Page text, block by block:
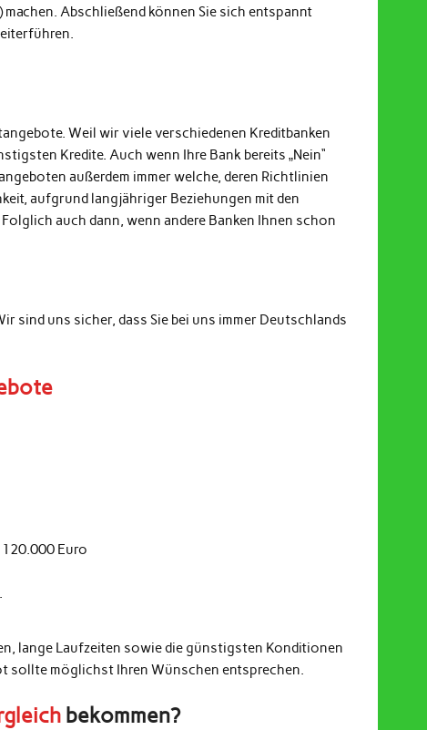
Abschließend können Sie sich entspannt
Weil wir viele verschiedenen Kreditbanken
Kredite. Auch wenn Ihre Bank bereits „Nein“
außerdem immer welche, deren Richtlinien
aufgrund langjähriger Beziehungen mit den
auch dann, wenn andere Banken Ihnen schon
sind uns sicher, dass Sie bei uns immer Deutschlands
Euro
lange Laufzeiten sowie die günstigsten Konditionen
sollte möglichst Ihren Wünschen entsprechen.
bekommen?